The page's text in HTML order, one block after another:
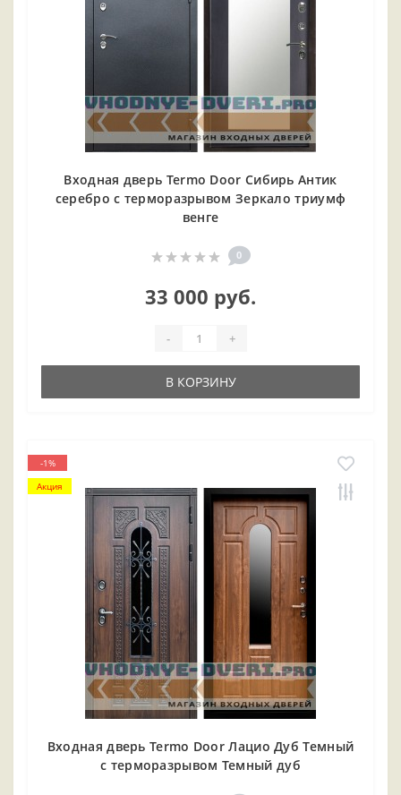
Входная дверь Termo Door Сибирь Антик
серебро с терморазрывом Зеркало триумф
венге
0
33 000 руб.
- +
В КОРЗИНУ
-1%
Акция
Входная дверь Termo Door Лацио Дуб Темный
с терморазрывом Темный дуб